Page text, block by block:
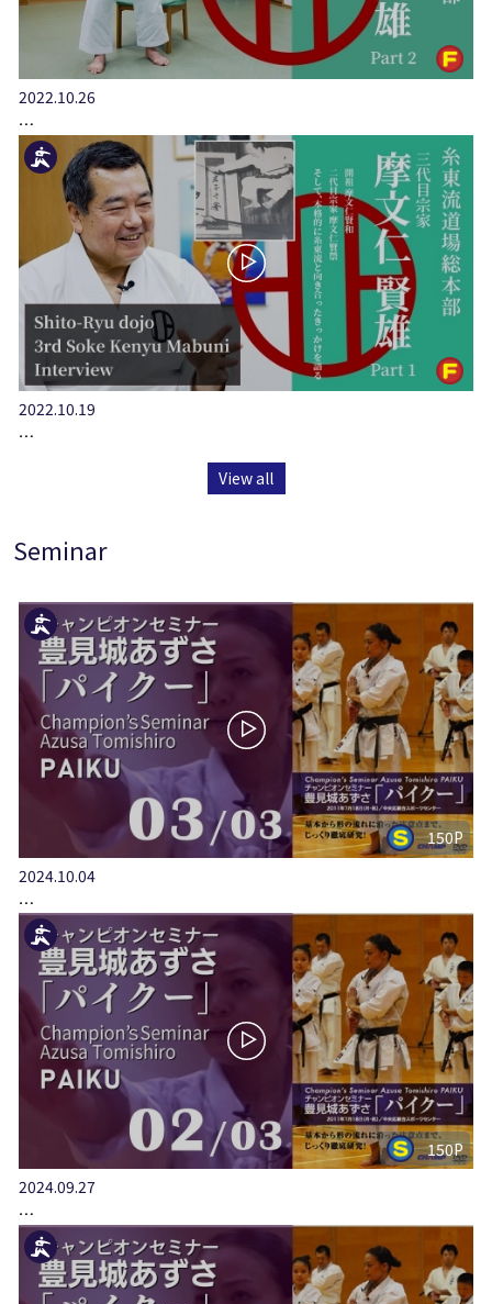
2022.10.26
…
2022.10.19
…
View all
Seminar
150P
2024.10.04
…
150P
2024.09.27
…